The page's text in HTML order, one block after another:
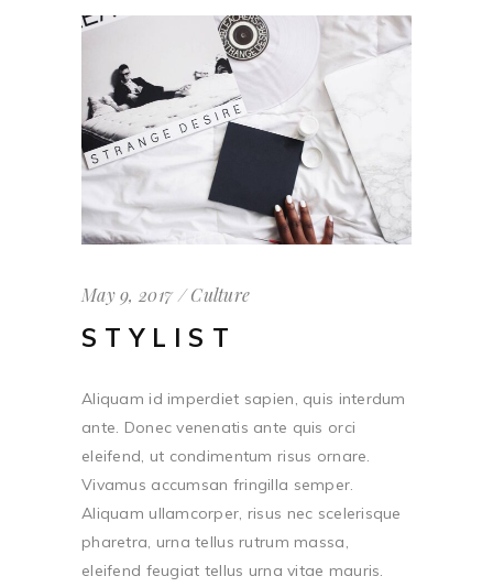
May 9, 2017 Culture
STYLIST
Aliquam id imperdiet sapien, quis interdum
ante. Donec venenatis ante quis orci
eleifend, ut condimentum risus ornare.
Vivamus accumsan fringilla semper.
Aliquam ullamcorper, risus nec scelerisque
pharetra, urna tellus rutrum massa,
eleifend feugiat tellus urna vitae mauris.